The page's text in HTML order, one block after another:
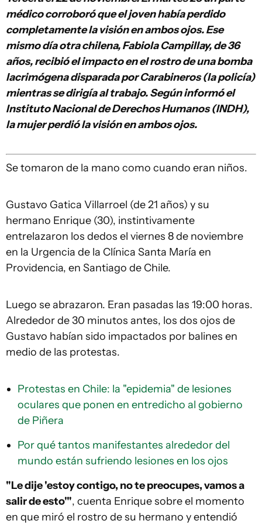
médico corroboró que el joven había perdido
completamente la visión en ambos ojos.Ese
mismo día otra chilena, Fabiola Campillay, de 36
años, recibió el impacto en el rostro de una bomba
lacrimógena disparada por Carabineros (la policía)
mientras se dirigía al trabajo. Según informó el
Instituto Nacional de Derechos Humanos (INDH),
la mujer perdió la visión en ambos ojos.
Se tomaron de la mano como cuando eran niños.
Gustavo Gatica Villarroel (de 21 años) y su
hermano Enrique (30), instintivamente
entrelazaron los dedos el viernes 8 de noviembre
en la Urgencia de la Clínica Santa María en
Providencia, en Santiago de Chile.
Luego se abrazaron. Eran pasadas las 19:00 horas.
Alrededor de 30 minutos antes, los dos ojos de
Gustavo habían sido impactados por balines en
medio de las protestas.
Protestas en Chile: la "epidemia" de lesiones
oculares que ponen en entredicho al gobierno
de Piñera
Por qué tantos manifestantes alrededor del
mundo están sufriendo lesiones en los ojos
"Le dije'estoy contigo, no te preocupes, vamos a
salir de esto'", cuenta Enrique sobre el momento
en que miró el rostro de su hermano y entendió